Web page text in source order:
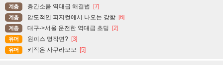
계층 층간소음 역대급 해결법 [7]
계층 압도적인 피지컬에서 나오는 강함 [6]
계층 대구->서울 운전한 역대급 초딩 [2]
유머 원피스 명작면? [3]
유머 키작은 사쿠라모모 [5]